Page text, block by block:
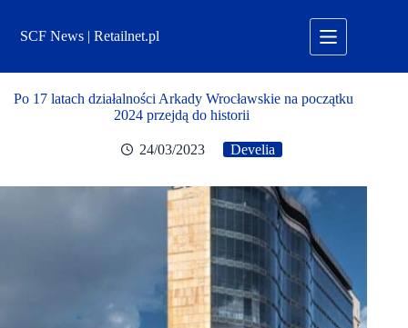
treściSCF News | Retailnet.pl
Po 17 latach działalności Arkady Wrocławskie na początku
2024 przejdą do historii
24/03/2023 Develia